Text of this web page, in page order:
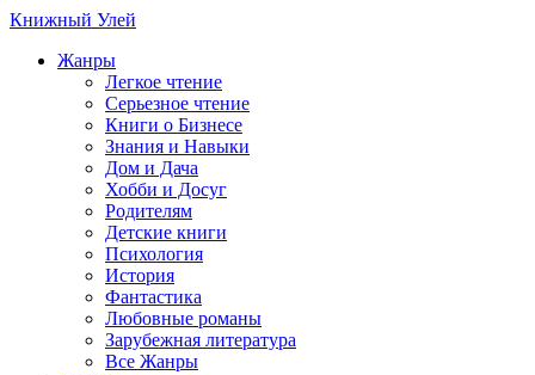
Книжный Улей
Жанры
Легкое чтение
Серьезное чтение
Книги о Бизнесе
Знания и Навыки
Дом и Дача
Хобби и Досуг
Родителям
Детские книги
Психология
История
Фантастика
Любовные романы
Зарубежная литература
Все Жанры